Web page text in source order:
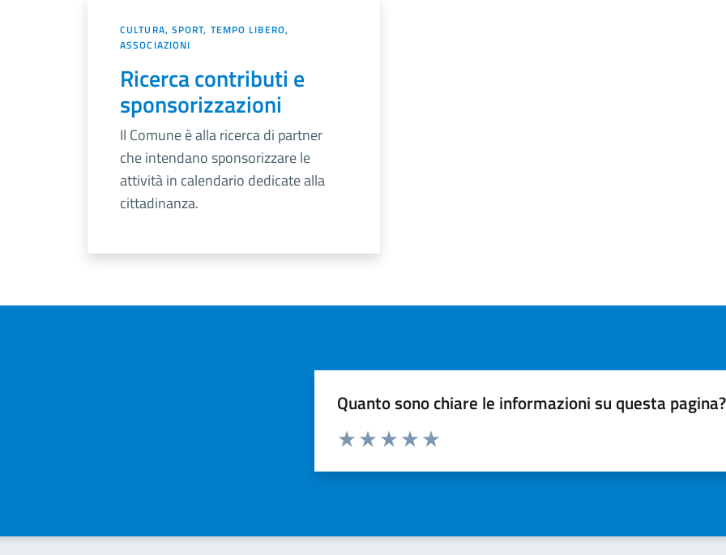
CULTURA, SPORT, TEMPO LIBERO,
ASSOCIAZIONI
Ricerca contributi e
sponsorizzazioni
Il Comune è alla ricerca di partner
che intendano sponsorizzare le
attività in calendario dedicate alla
cittadinanza.
Quanto sono chiare le informazioni su questa pagina?
Valuta da 1 a 5 stelle la pagina